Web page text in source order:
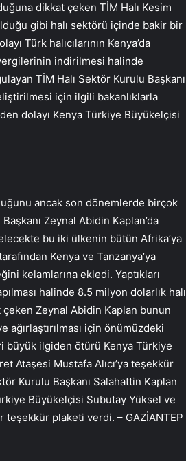
dikkat çeken TİM Halı Kesim
gibi halı sektörü içinde bakir bir
Türk halıcılarının Kenya’da
indirilmesi halinde
TİM Halı Sektör Kurulu Başkanı
için ilgili bakanlıklarla
dolayı Kenya Türkiye Büyükelçisi
ancak son dönemlerde birçok
Zeynal Abidin Kaplan’da
bu iki ülkenin bütün Afrika’ya
Kenya ve Tanzanya’ya
kelamlarına ekledi. Yaptıkları
halinde 8.5 milyon dolarlık halı
çeken Zeynal Abidin Kaplan bunun
ağırlaştırılması için önümüzdeki
ilgiden ötürü Kenya Türkiye
Ataşesi Mustafa Alıcı’ya teşekkür
Kurulu Başkanı Salahattin Kaplan
Büyükelçisi Subutay Yüksel ve
teşekkür plaketi verdi. – GAZİANTEP